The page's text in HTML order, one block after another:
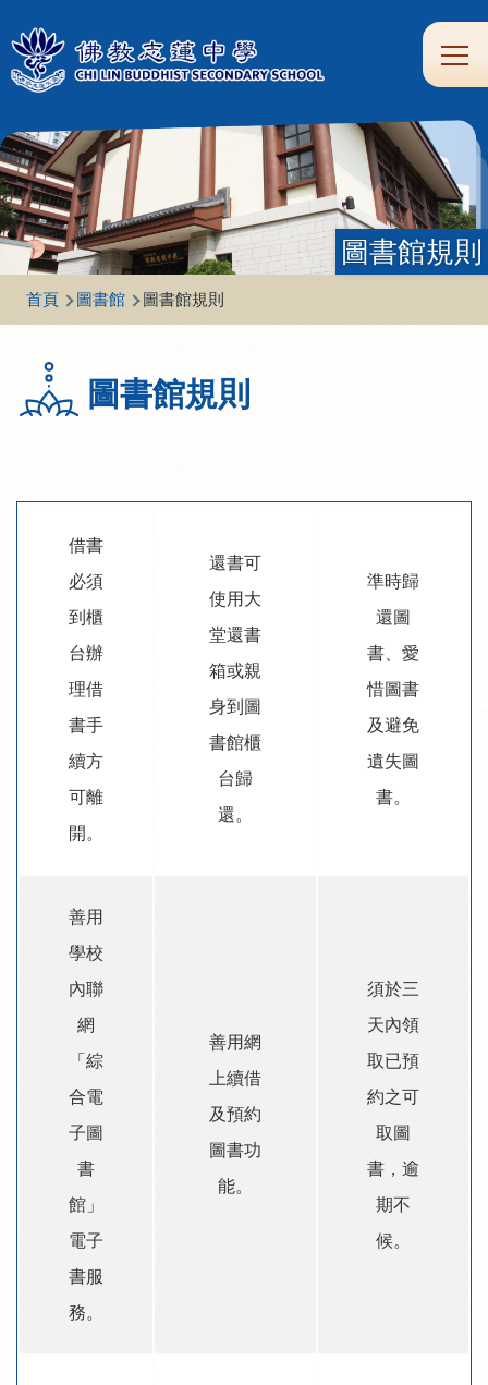
Main
生
涯
劃
家
校
作
校
友
圖
書
園
道
圖書館規則
導
航
連
結
首頁 圖書館 圖書館規則
圖書館規則
借書
必須
到櫃
台辦
理借
書手
續方
可離
開。
還書可
使用大
堂還書
箱或親
身到圖
書館櫃
台歸
還。
準時歸
還圖
書、愛
惜圖書
及避免
遺失圖
書。
善用
學校
內聯
網
「綜
合電
子圖
書
館」
電子
書服
務。
善用網
上續借
及預約
圖書功
能。
須於三
天內領
取已預
約之可
取圖
書，逾
期不
候。